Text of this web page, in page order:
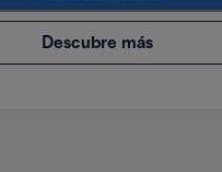
Descubre más